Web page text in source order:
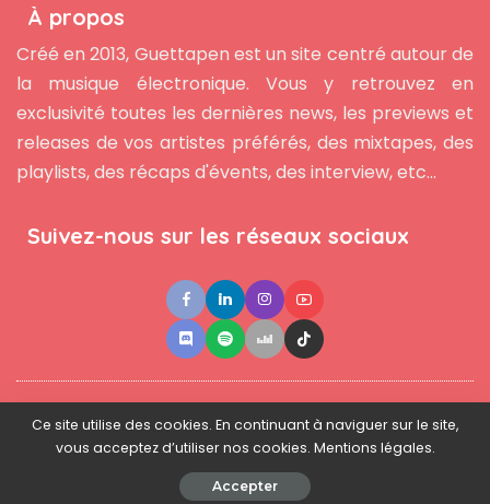
À propos
Créé en 2013, Guettapen est un site centré autour de
la musique électronique. Vous y retrouvez en
exclusivité toutes les dernières news, les previews et
releases de vos artistes préférés, des mixtapes, des
playlists, des récaps d'évents, des interview, etc...
Suivez-nous sur les réseaux sociaux
Contact ●Newsletter ● L'équipe ● Mentions légales
© 2025 - www.guettapen.com - Tous droits réservés.
Ce site utilise des cookies. En continuant à naviguer sur le site,
vous acceptez d’utiliser nos cookies. Mentions légales.
Accepter